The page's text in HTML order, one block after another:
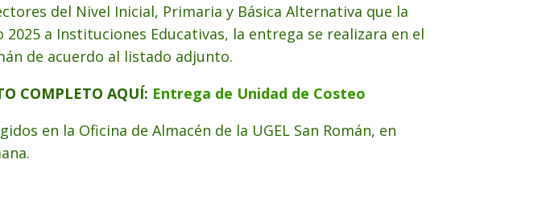
del Nivel Inicial, Primaria y Básica Alternativa que la
a Instituciones Educativas, la entrega se realizara en el
de acuerdo al listado adjunto.
COMPLETO AQUÍ: Entrega de Unidad de Costeo
en la Oficina de Almacén de la UGEL San Román, en